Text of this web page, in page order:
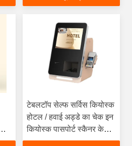
टेबलटॉप सेल्फ सर्विस कियोस्क
होटल / हवाई अड्डे का चेक इन
कियोस्क पासपोर्ट स्कैनर के
साथ कुंजी कार्ड डिस्पेंसर और